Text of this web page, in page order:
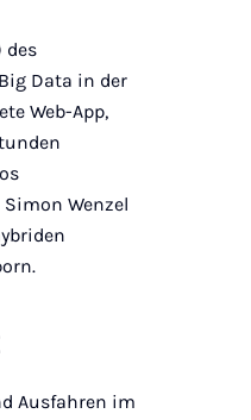
des
Data in der
Web-App,
Wenzel
Ausfahren im